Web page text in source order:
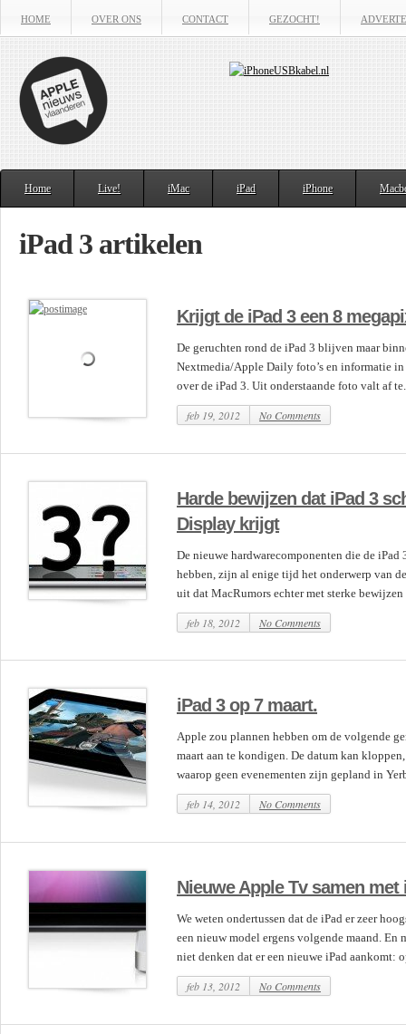
HOME OVER ONS CONTACT GEZOCHT!
Home Live! iMac iPad iPhone
iPad 3 artikelen
Krijgt de iPad 3 een 8
De geruchten rond de iPad 3 blijven maar
Nextmedia/Apple Daily foto’s en informatie in
over de iPad 3. Uit onderstaande foto valt af
feb 19, 2012 No Comments
Harde bewijzen dat iPad 3
Display krijgt
De nieuwe hardwarecomponenten die de
hebben, zijn al enige tijd het onderwerp van
uit dat MacRumors echter met sterke bewijzen
feb 18, 2012 No Comments
iPad 3 op 7 maart.
Apple zou plannen hebben om de volgende
maart aan te kondigen. De datum kan
waarop geen evenementen zijn gepland in
feb 14, 2012 No Comments
Nieuwe Apple Tv samen met
We weten ondertussen dat de iPad er zeer
een nieuw model ergens volgende maand. En
niet denken dat er een nieuwe iPad aankomt:
feb 13, 2012 No Comments